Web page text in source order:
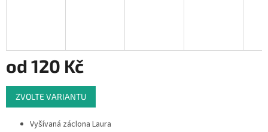
od 120 Kč
Měrná
cena:
ZVOLTE VARIANTU
Vyšívaná záclona Laura